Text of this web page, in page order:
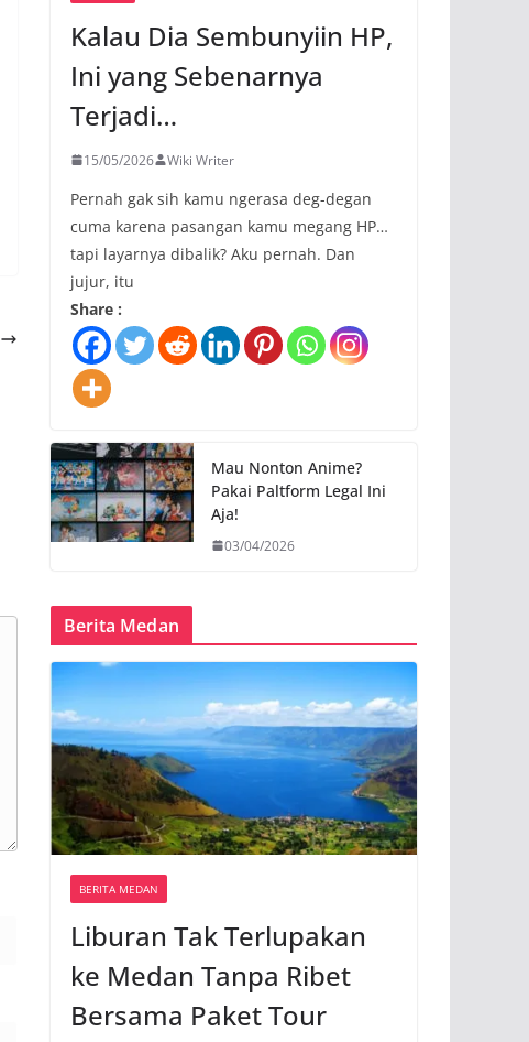
Kalau Dia Sembunyiin HP,
Ini yang Sebenarnya
Terjadi…
15/05/2026 Wiki Writer
Pernah gak sih kamu ngerasa deg-degan
cuma karena pasangan kamu megang HP…
tapi layarnya dibalik? Aku pernah. Dan
jujur, itu
Share :
Mau Nonton Anime?
Pakai Paltform Legal Ini
Aja!
03/04/2026
Berita Medan
BERITA MEDAN
Liburan Tak Terlupakan
ke Medan Tanpa Ribet
Bersama Paket Tour